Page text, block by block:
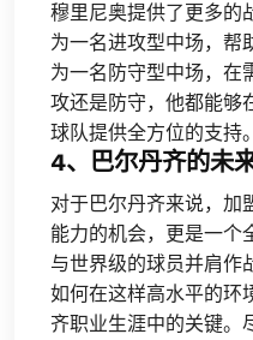
穆里尼奥提供了更多的
为一名进攻型中场，帮
为一名防守型中场，在
攻还是防守，他都能够
球队提供全方位的支持。
4、巴尔丹齐的未
对于巴尔丹齐来说，加
能力的机会，更是一个
与世界级的球员并肩作
如何在这样高水平的环
齐职业生涯中的关键。